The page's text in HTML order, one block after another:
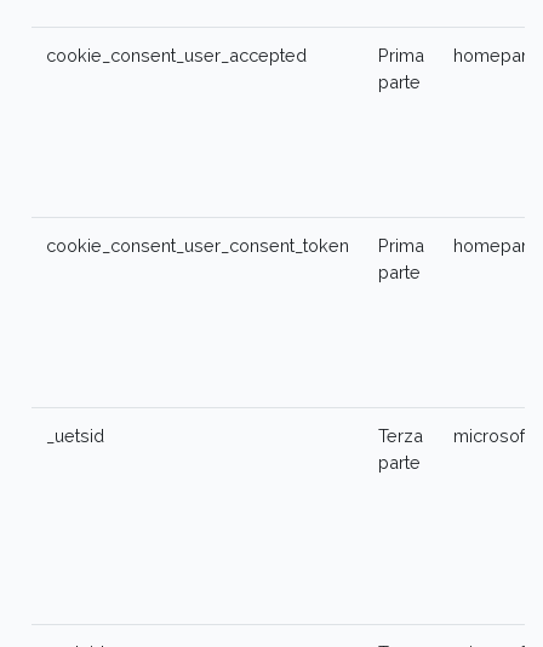
cookie_consent_user_accepted
Prima
parte
cookie_consent_user_consent_token
Prima
parte
_uetsid
Terza
parte